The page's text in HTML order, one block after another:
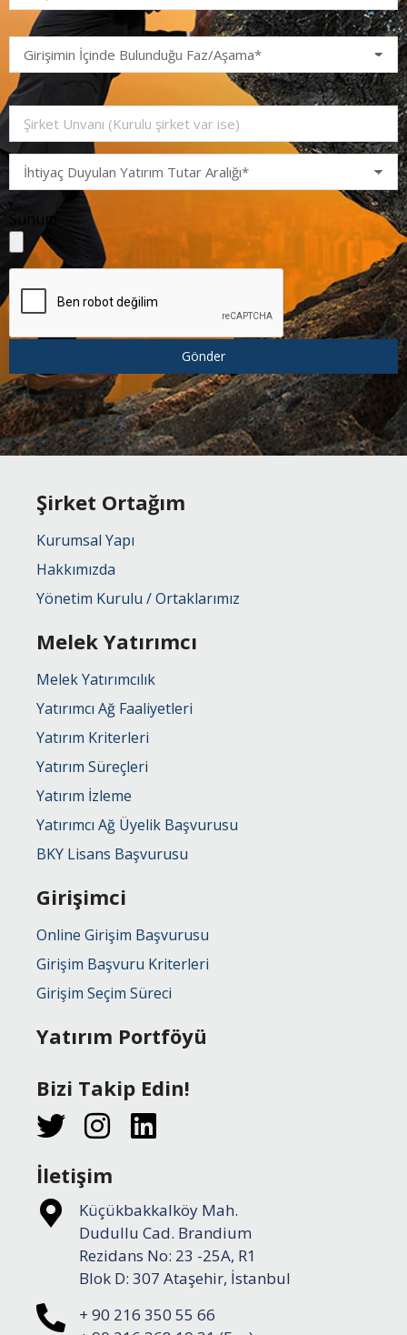
Sunum:
Şirket Ortağım
Kurumsal Yapı
Hakkımızda
Yönetim Kurulu / Ortaklarımız
Melek Yatırımcı
Melek Yatırımcılık
Yatırımcı Ağ Faaliyetleri
Yatırım Kriterleri
Yatırım Süreçleri
Yatırım İzleme
Yatırımcı Ağ Üyelik Başvurusu
BKY Lisans Başvurusu
Girişimci
Online Girişim Başvurusu
Girişim Başvuru Kriterleri
Girişim Seçim Süreci
Yatırım Portföyü
Bizi Takip Edin!
İletişim
Küçükbakkalköy Mah.
Dudullu Cad. Brandium
Rezidans No: 23 -25A, R1
Blok D: 307 Ataşehir, İstanbul
+ 90 216 350 55 66